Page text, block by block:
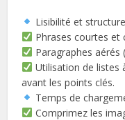
Lisibilité et
Phrases courtes et
Paragraphes aérés
Utilisation de listes
avant les points clés.
Temps de
Comprimez les